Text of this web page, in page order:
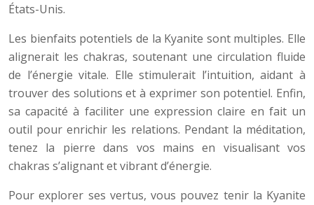
États-Unis.
Les bienfaits potentiels de la Kyanite sont multiples. Elle
alignerait les chakras, soutenant une circulation fluide
de l’énergie vitale. Elle stimulerait l’intuition, aidant à
trouver des solutions et à exprimer son potentiel. Enfin,
sa capacité à faciliter une expression claire en fait un
outil pour enrichir les relations. Pendant la méditation,
tenez la pierre dans vos mains en visualisant vos
chakras s’alignant et vibrant d’énergie.
Pour explorer ses vertus, vous pouvez tenir la Kyanite